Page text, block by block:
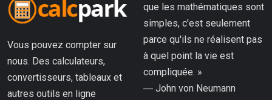
Vous pouvez compter sur
nous. Des calculateurs,
convertisseurs, tableaux et
autres outils en ligne
que les mathématiques sont
simples, c'est seulement
parce qu'ils ne réalisent pas
à quel point la vie est
compliquée. »
― John von Neumann